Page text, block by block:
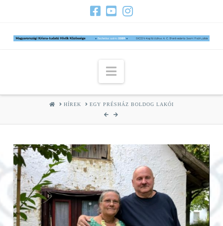
Navigation
HOMEHÍREK EGY PRÉSHÁZ BOLDOG LAKÓI